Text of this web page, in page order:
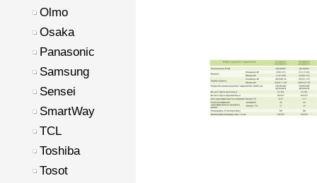
Olmo
Osaka
Panasonic
Samsung
Sensei
SmartWay
TCL
Toshiba
Tosot